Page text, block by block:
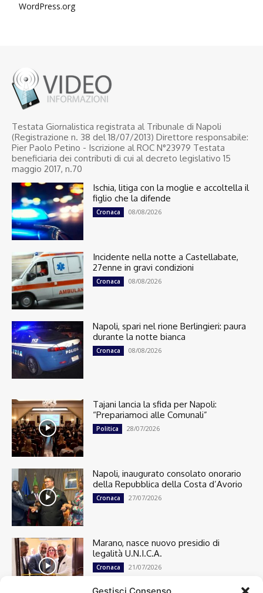
WordPress.org
Testata Giornalistica registrata al Tribunale di Napoli
(Registrazione n. 38 del 18/07/2013) Direttore responsabile:
Pier Paolo Petino - Iscrizione al ROC N°23979 Testata
beneficiaria dei contributi di cui al decreto legislativo 15
maggio 2017, n.70
Ischia, litiga con la moglie e accoltella il
figlio che la difende
Cronaca 08/08/2026
Incidente nella notte a Castellabate,
27enne in gravi condizioni
Cronaca 08/08/2026
Napoli, spari nel rione Berlingieri: paura
durante la notte bianca
Cronaca 08/08/2026
Tajani lancia la sfida per Napoli:
“Prepariamoci alle Comunali”
Politica 28/07/2026
Napoli, inaugurato consolato onorario
della Repubblica della Costa d’Avorio
Cronaca 27/07/2026
Marano, nasce nuovo presidio di
legalità U.N.I.C.A.
Cronaca 21/07/2026